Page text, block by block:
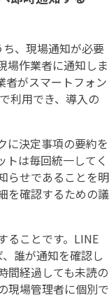
、現場通知が必要
場作業者に通知しま
者がスマートフォン
利用でき、導入の
に決定事項の要約を
トは毎回統一してく
らせであることを明
を確認するための議
ることです。LINE
誰が通知を確認し
間経過しても未読の
現場管理者に個別で